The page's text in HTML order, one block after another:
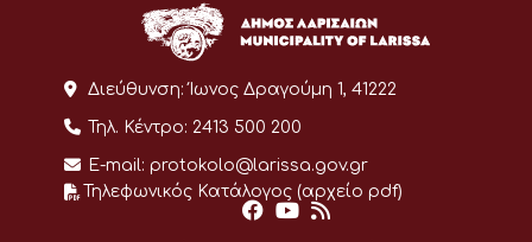
Διεύθυνση: Ίωνος Δραγούμη 1, 41222
Τηλ. Κέντρο: 2413 500 200
E-mail: protokolo@larissa.gov.gr
Τηλεφωνικός Κατάλογος (αρχείο pdf)